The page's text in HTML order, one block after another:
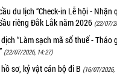
du lịch “Check-in Lễ hội - Nhận
riêng Đắk Lắk năm 2026 (22/07/
“Làm sạch mã số thuế - Tháo
(22/07/2026, 14:27)
sơ, kỷ vật cán bộ đi B (16/07/2026,